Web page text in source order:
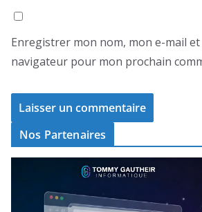
Enregistrer mon nom, mon e-mail
navigateur pour mon prochain
Nos Partenaires